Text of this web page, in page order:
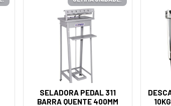
SELADORA PEDAL 311
BARRA QUENTE 400MM